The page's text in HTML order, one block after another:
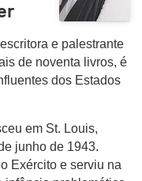
e palestrante
de noventa livros, é
dos Estados
em St. Louis,
junho de 1943.
Exército e serviu na